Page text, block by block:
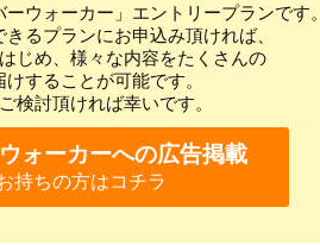
ウォーカー」エントリープランです。
るプランにお申込み頂ければ、
じめ、様々な内容をたくさんの
することが可能です。
検討頂ければ幸いです。
ォーカーへの広告掲載
持ちの方はコチラ